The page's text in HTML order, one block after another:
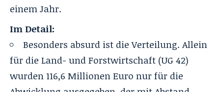
einem Jahr.
Im Detail:
Besonders absurd ist die Verteilung. Allein
für die Land- und Forstwirtschaft (UG 42)
wurden 116,6 Millionen Euro nur für die